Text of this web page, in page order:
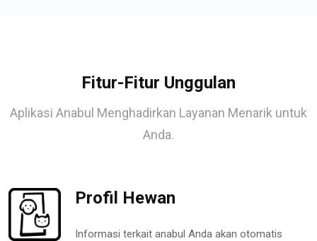
Fitur-Fitur Unggulan
Aplikasi Anabul Menghadirkan Layanan Menarik untuk
Anda.
Profil Hewan
Informasi terkait anabul Anda akan otomatis